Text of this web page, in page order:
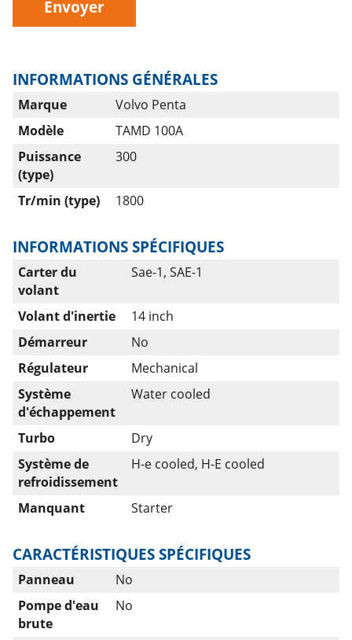
Envoyer
INFORMATIONS GÉNÉRALES
Marque
Volvo Penta
Modèle
TAMD 100A
Puissance
(type)
300
Tr/min (type) 1800
INFORMATIONS SPÉCIFIQUES
Carter du
volant
Sae-1, SAE-1
Volant d'inertie
14 inch
Démarreur
No
Régulateur
Mechanical
Système
d'échappement
Water cooled
Turbo
Dry
Système de
refroidissement
H-e cooled, H-E cooled
Manquant Starter
CARACTÉRISTIQUES SPÉCIFIQUES
Panneau
No
Pompe d'eau
brute
No